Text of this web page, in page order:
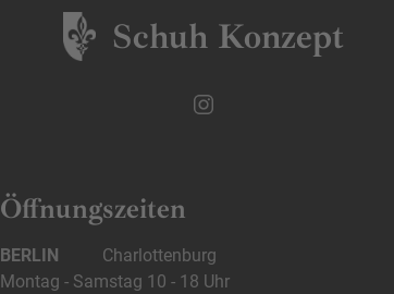
Schuh Konzept
Öffnungszeiten
BERLIN
Charlottenburg
Montag - Samstag 10 - 18 Uhr